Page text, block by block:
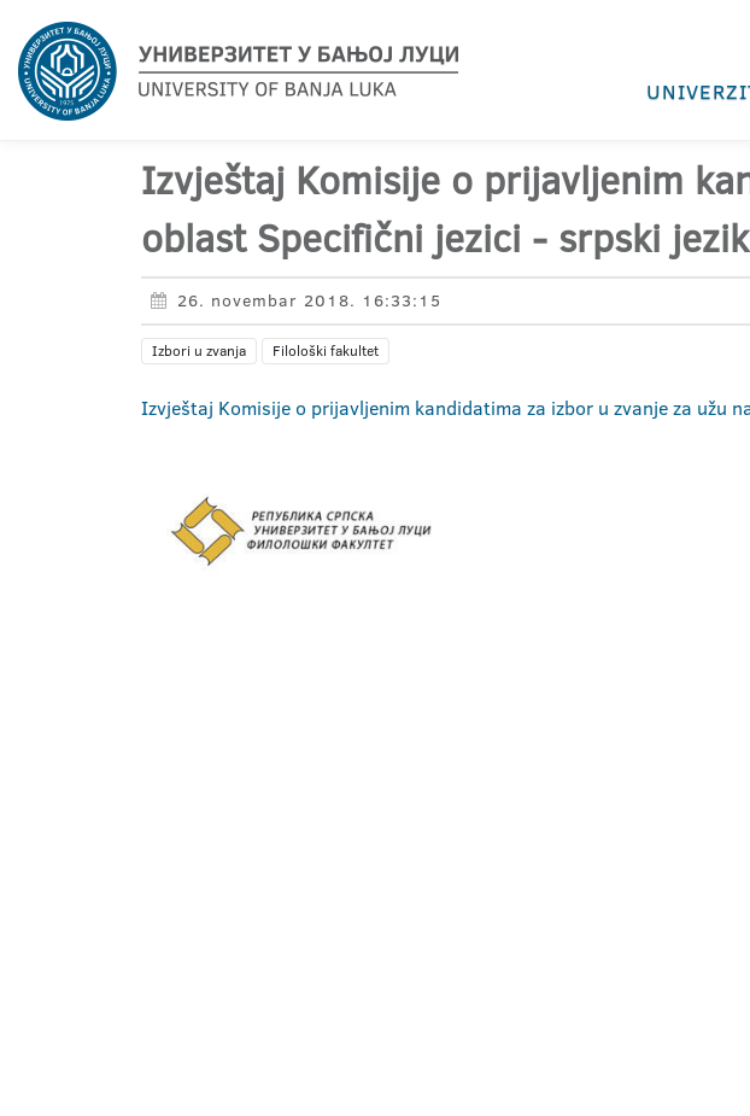
Izvještaj Komisije o prijavljenim
oblast Specifični jezici - srpski jezik
26. novembar 2018. 16:33:15
Izbori u zvanja Filološki fakultet
Izvještaj Komisije o prijavljenim kandidatima za izbor u zvanje za užu